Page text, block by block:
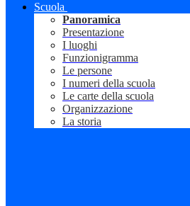
Scuola
Panoramica
Presentazione
I luoghi
Funzionigramma
Le persone
I numeri della scuola
Le carte della scuola
Organizzazione
La storia